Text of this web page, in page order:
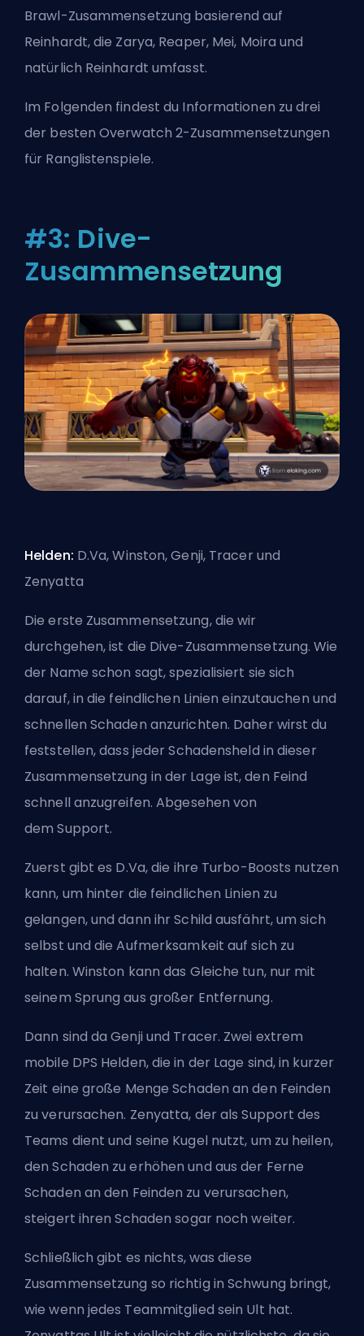
Brawl-Zusammensetzung basierend auf
Reinhardt, die Zarya, Reaper, Mei, Moira und
natürlich Reinhardt umfasst.
Im Folgenden findest du Informationen zu drei
der besten Overwatch 2-Zusammensetzungen
für Ranglistenspiele.
#3: Dive-
Zusammensetzung
Helden: D.Va, Winston, Genji, Tracer und
Zenyatta
Die erste Zusammensetzung, die wir
durchgehen, ist die Dive-Zusammensetzung. Wie
der Name schon sagt, spezialisiert sie sich
darauf, in die feindlichen Linien einzutauchen und
schnellen Schaden anzurichten. Daher wirst du
feststellen, dass jeder Schadensheld in dieser
Zusammensetzung in der Lage ist, den Feind
schnell anzugreifen. Abgesehen von
demSupport.
Zuerst gibt es D.Va, die ihre Turbo-Boosts nutzen
kann, um hinter die feindlichen Linien zu
gelangen, und dann ihr Schild ausfährt, um sich
selbst und die Aufmerksamkeit auf sich zu
halten. Winston kann das Gleiche tun, nur mit
seinem Sprung aus großer Entfernung.
Dann sind da Genji und Tracer. Zwei extrem
mobile DPS Helden, die in der Lage sind, in kurzer
Zeit eine große Menge Schaden an den Feinden
zu verursachen. Zenyatta, der als Support des
Teams dient und seine Kugel nutzt, um zu heilen,
den Schaden zu erhöhen und aus der Ferne
Schaden an den Feinden zu verursachen,
steigert ihren Schaden sogar noch weiter.
Schließlich gibt es nichts, was diese
Zusammensetzung so richtig in Schwung bringt,
wie wenn jedes Teammitglied sein Ult hat.